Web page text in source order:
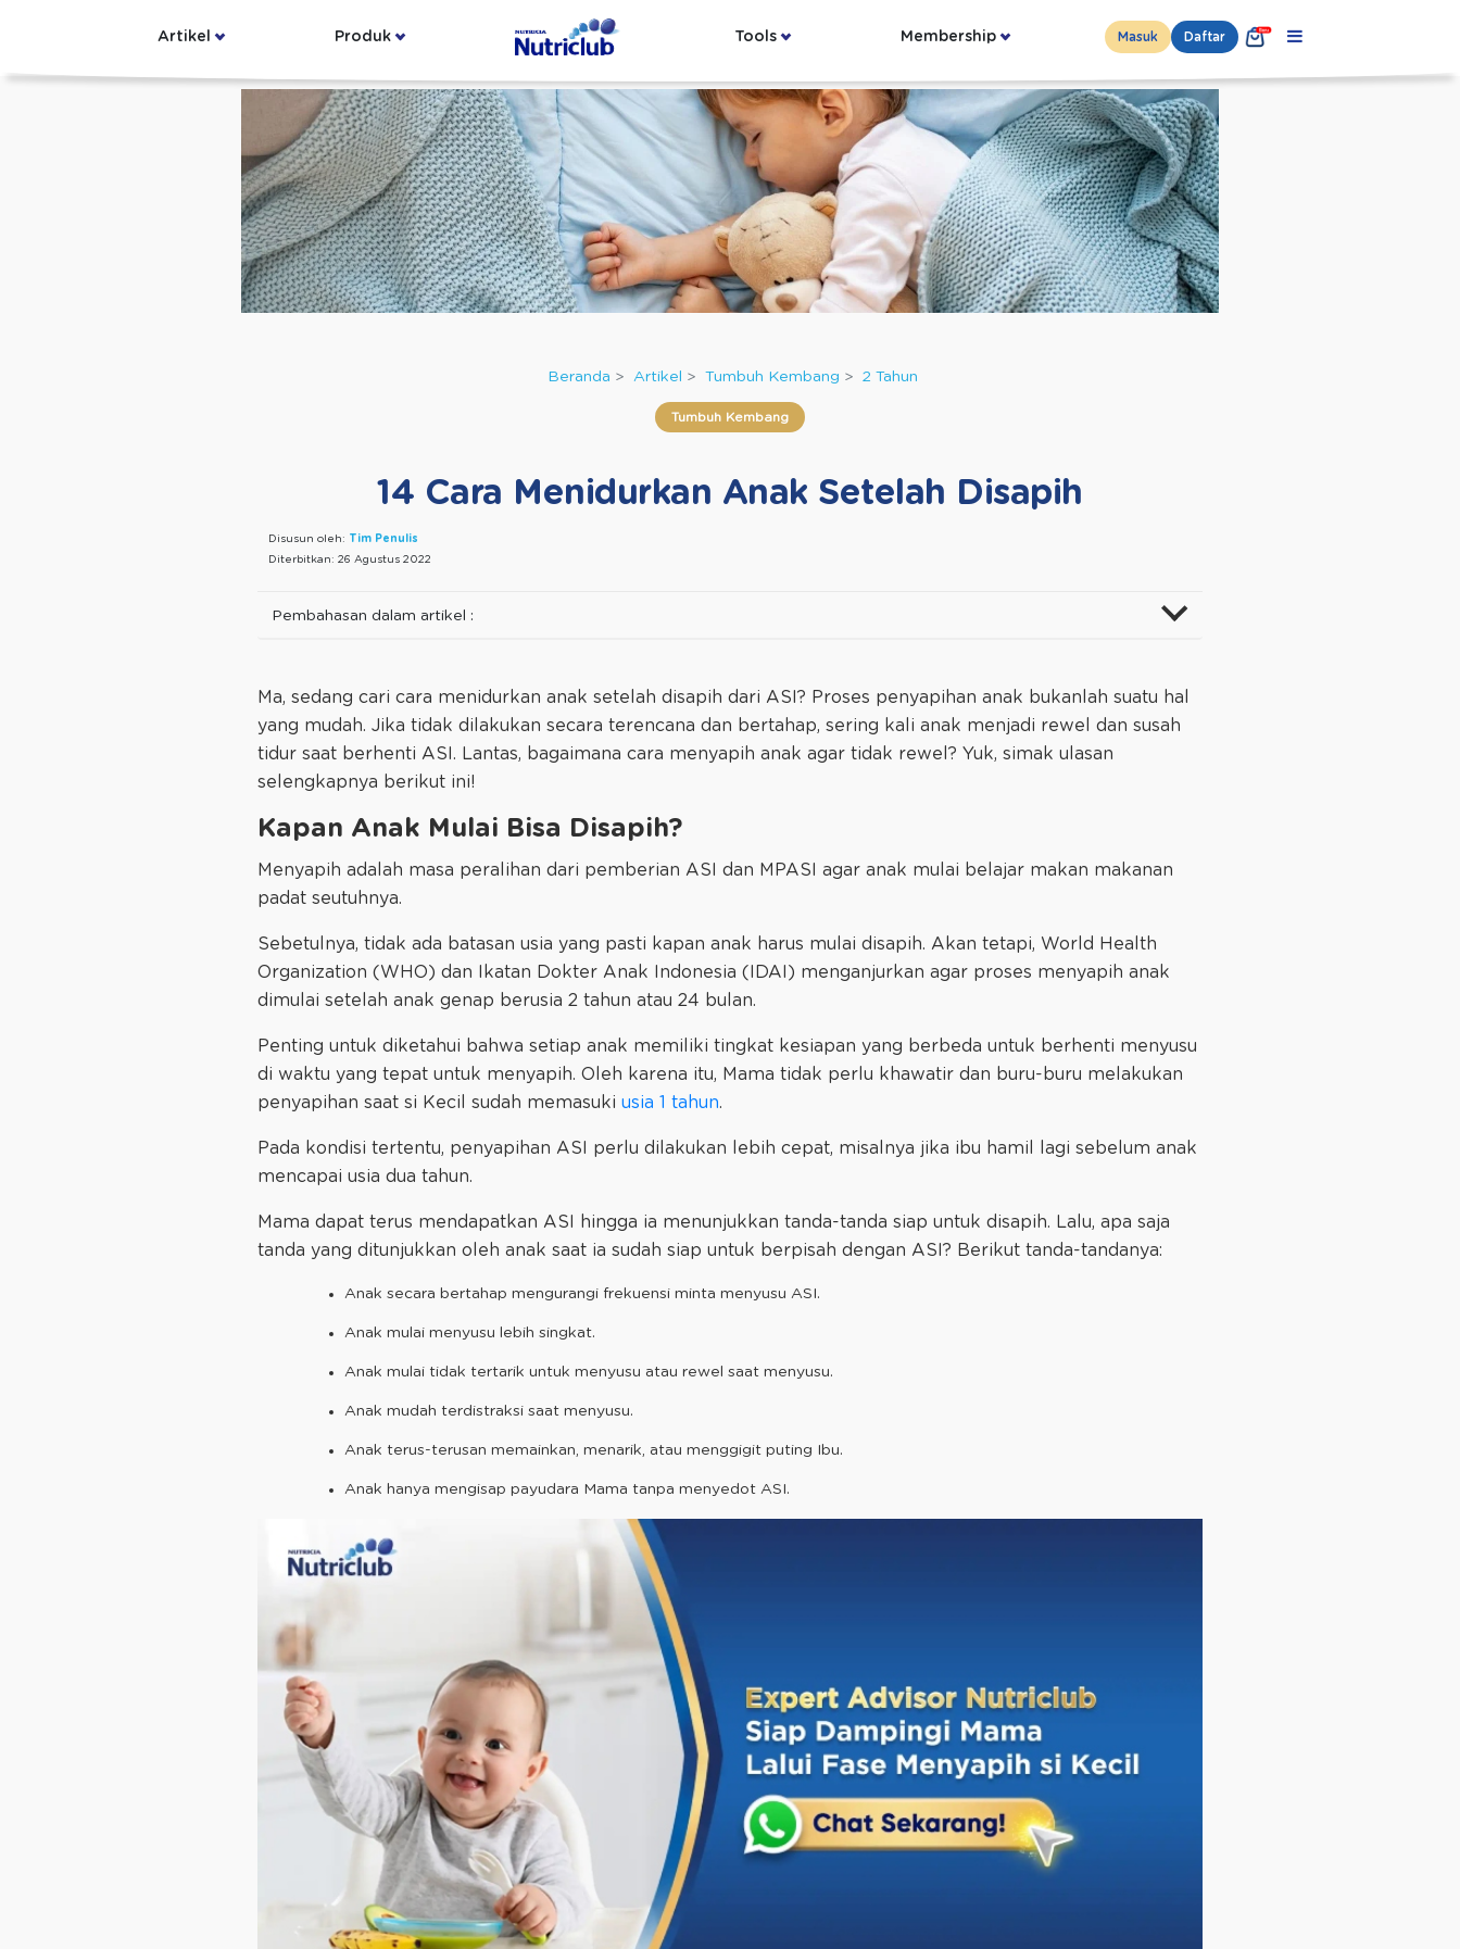
Artikel Produk Tools Membership Masuk Daftar
Beranda Artikel Tumbuh Kembang 2 Tahun
Tumbuh Kembang
14 Cara Menidurkan Anak Setelah Disapih
Disusun oleh: Tim Penulis
Diterbitkan: 26 Agustus 2022
Pembahasan dalam artikel :
Ma, sedang cari cara menidurkan anak setelah disapih dari ASI? Proses penyapihan anak bukanlah suatu hal
yang mudah. Jika tidak dilakukan secara terencana dan bertahap, sering kali anak menjadi rewel dan susah
tidur saat berhenti ASI. Lantas, bagaimana cara menyapih anak agar tidak rewel? Yuk, simak ulasan
selengkapnya berikut ini!
Kapan Anak Mulai Bisa Disapih?​​​​​​​​​​​​​​
Menyapih adalah masa peralihan dari pemberian ASI dan MPASI agar anak mulai belajar makan makanan
padat seutuhnya.
Sebetulnya, tidak ada batasan usia yang pasti kapan anak harus mulai disapih. Akan tetapi, World Health
Organization (WHO) dan Ikatan Dokter Anak Indonesia (IDAI) menganjurkan agar proses menyapih anak
dimulai setelah anak genap berusia 2 tahun atau 24 bulan.
Penting untuk diketahui bahwa setiap anak memiliki tingkat kesiapan yang berbeda untuk berhenti menyusu
di waktu yang tepat untuk menyapih. Oleh karena itu, Mama tidak perlu khawatir dan buru-buru melakukan
penyapihan saat si Kecil sudah memasuki usia 1 tahun.
Pada kondisi tertentu, penyapihan ASI perlu dilakukan lebih cepat, misalnya jika ibu hamil lagi sebelum anak
mencapai usia dua tahun.
Mama dapat terus mendapatkan ASI hingga ia menunjukkan tanda-tanda siap untuk disapih. Lalu, apa saja
tanda yang ditunjukkan oleh anak saat ia sudah siap untuk berpisah dengan ASI? Berikut tanda-tandanya:
Anak secara bertahap mengurangi frekuensi minta menyusu ASI.
Anak mulai menyusu lebih singkat.
Anak mulai tidak tertarik untuk menyusu atau rewel saat menyusu.
Anak mudah terdistraksi saat menyusu.
Anak terus-terusan memainkan, menarik, atau menggigit puting Ibu.
Anak hanya mengisap payudara Mama tanpa menyedot ASI.